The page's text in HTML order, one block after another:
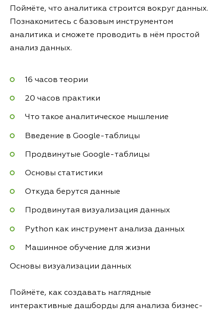
Поймёте, что аналитика строится вокруг данных.
Познакомитесь с базовым инструментом
аналитика и сможете проводить в нём простой
анализ данных.
16 часов теории
20 часов практики
Что такое аналитическое мышление
Введение в Google-таблицы
Продвинутые Google-таблицы
Основы статистики
Откуда берутся данные
Продвинутая визуализация данных
Python как инструмент анализа данных
Машинное обучение для жизни
Основы визуализации данных
Поймёте, как создавать наглядные
интерактивные дашборды для анализа бизнес-